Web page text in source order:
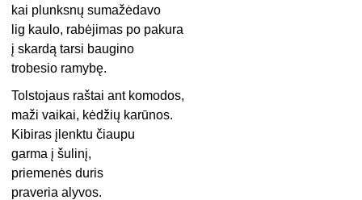
kai plunksnų sumažėdavo
lig kaulo, rabėjimas po pakura
į skardą tarsi baugino
trobesio ramybę.
Tolstojaus raštai ant komodos,
maži vaikai, kėdžių karūnos.
Kibiras įlenktu čiaupu
garma į šulinį,
priemenės duris
praveria alyvos.